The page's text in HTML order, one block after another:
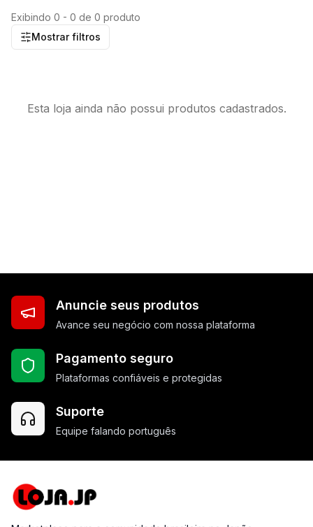
Exibindo 0 - 0 de 0 produto
Mostrar filtros
Esta loja ainda não possui produtos cadastrados.
Anuncie seus produtos
Avance seu negócio com nossa plataforma
Pagamento seguro
Plataformas confiáveis e protegidas
Suporte
Equipe falando português